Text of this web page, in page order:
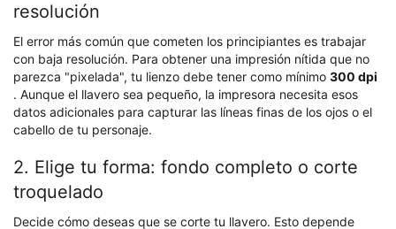
resolución
El error más común que cometen los principiantes es trabajar
con baja resolución. Para obtener una impresión nítida que no
parezca "pixelada", tu lienzo debe tener como mínimo 300 dpi
. Aunque el llavero sea pequeño, la impresora necesita esos
datos adicionales para capturar las líneas finas de los ojos o el
cabello de tu personaje.
2. Elige tu forma: fondo completo o corte
troquelado
Decide cómo deseas que se corte tu llavero. Esto depende